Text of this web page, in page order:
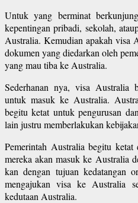
Untuk yang berminat
kepentingan pribadi, sekolah,
Australia. Kemudian apakah visa
dokumen yang diedarkan oleh
yang mau tiba ke Australia.
Sederhanan nya, visa Australia
untuk masuk ke Australia.
begitu ketat untuk pengurusan
lain justru memberlakukan
Pemerintah Australia begitu
mereka akan masuk ke Australia
kan dengan tujuan kedatangan
mengajukan visa ke Australia
kedutaan Australia.